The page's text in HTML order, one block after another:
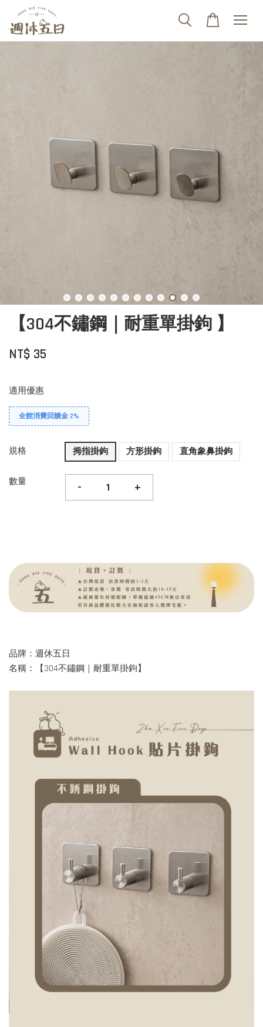
【304不鏽鋼｜耐重單掛鉤 】
NT$ 35
適用優惠
全館消費回饋金 2%
規格 拇指掛鉤 方形掛鉤 直角象鼻掛鉤
數量 - +
品牌：週休五日
名稱：【304不鏽鋼｜耐重單掛鉤】